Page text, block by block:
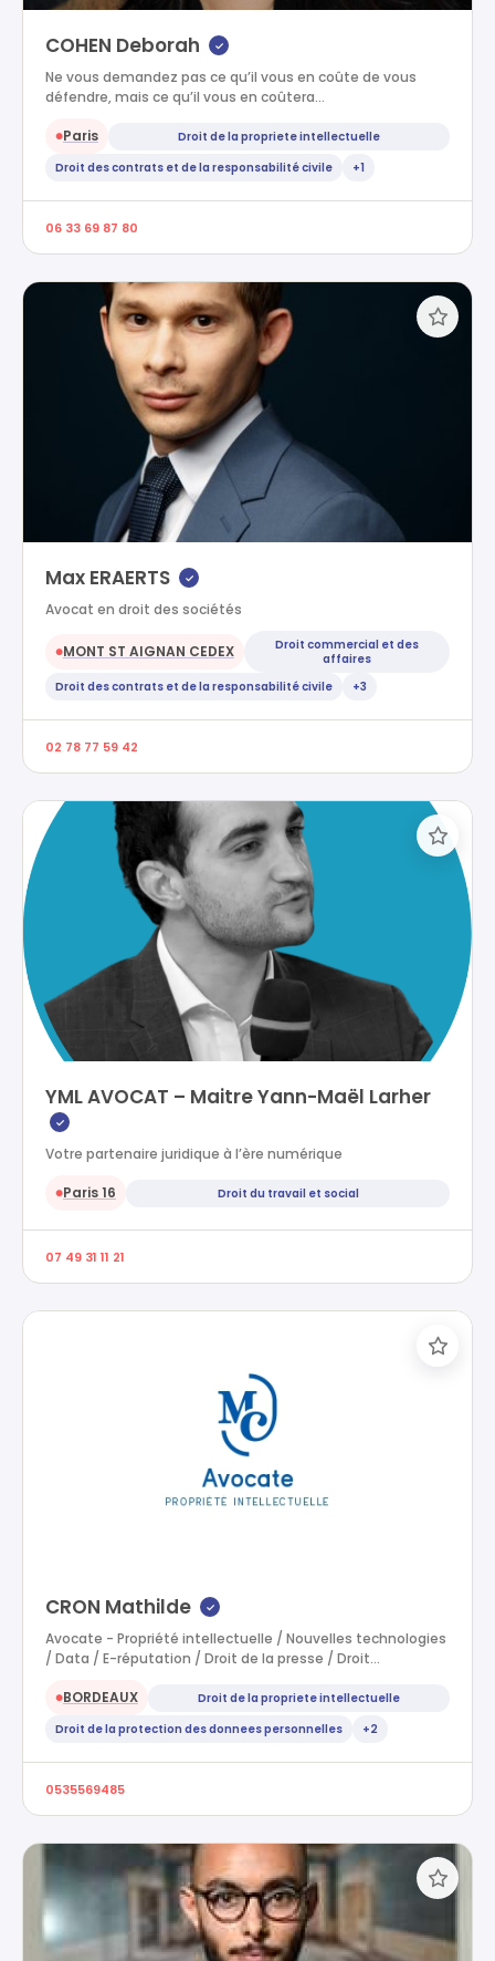
COHEN Deborah ✓
Ne vous demandez pas ce qu’il vous en coûte de vous
défendre, mais ce qu’il vous en coûtera…
●Paris
Droit de la propriete intellectuelle
Droit des contrats et de la responsabilité civile
+1
06 33 69 87 80
Max ERAERTS ✓
Avocat en droit des sociétés
●MONT ST AIGNAN CEDEX
Droit commercial et des
affaires
Droit des contrats et de la responsabilité civile
+3
02 78 77 59 42
YML AVOCAT – Maitre Yann-Maël Larher
✓
Votre partenaire juridique à l’ère numérique
●Paris 16 Droit du travail et social
07 49 31 11 21
CRON Mathilde ✓
Avocate - Propriété intellectuelle / Nouvelles technologies
/ Data / E-réputation / Droit de la presse / Droit…
●BORDEAUX
Droit de la propriete intellectuelle
Droit de la protection des donnees personnelles
+2
0535569485